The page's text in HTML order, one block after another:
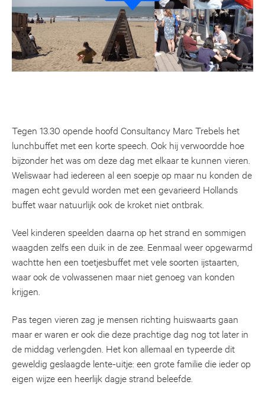
Tegen 13.30 opende hoofd Consultancy Marc Trebels het
lunchbuffet met een korte speech. Ook hij verwoordde hoe
bijzonder het was om deze dag met elkaar te kunnen vieren.
Weliswaar had iedereen al een soepje op maar nu konden de
magen echt gevuld worden met een gevarieerd Hollands
buffet waar natuurlijk ook de kroket niet ontbrak.
Veel kinderen speelden daarna op het strand en sommigen
waagden zelfs een duik in de zee. Eenmaal weer opgewarmd
wachtte hen een toetjesbuffet met vele soorten ijstaarten,
waar ook de volwassenen maar niet genoeg van konden
krijgen.
Pas tegen vieren zag je mensen richting huiswaarts gaan
maar er waren er ook die deze prachtige dag nog tot later in
de middag verlengden. Het kon allemaal en typeerde dit
geweldig geslaagde lente-uitje: een grote familie die ieder op
eigen wijze een heerlijk dagje strand beleefde.